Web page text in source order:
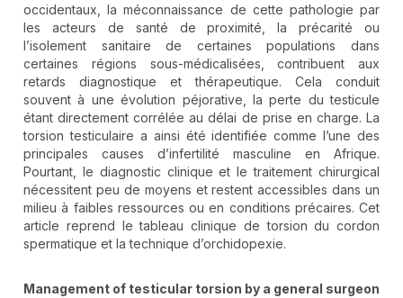
occidentaux, la méconnaissance de cette pathologie par
les acteurs de santé de proximité, la précarité ou
l’isolement sanitaire de certaines populations dans
certaines régions sous-médicalisées, contribuent aux
retards diagnostique et thérapeutique. Cela conduit
souvent à une évolution péjorative, la perte du testicule
étant directement corrélée au délai de prise en charge. La
torsion testiculaire a ainsi été identifiée comme l’une des
principales causes d’infertilité masculine en Afrique.
Pourtant, le diagnostic clinique et le traitement chirurgical
nécessitent peu de moyens et restent accessibles dans un
milieu à faibles ressources ou en conditions précaires. Cet
article reprend le tableau clinique de torsion du cordon
spermatique et la technique d’orchidopexie.
Management of testicular torsion by a general surgeon